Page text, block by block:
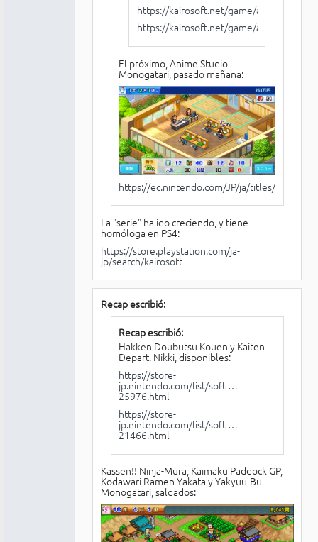
https://kairosoft.net/game/appli/
https://kairosoft.net/game/appli/
El próximo, Anime Studio
Monogatari, pasado mañana:
https://ec.nintendo.com/JP/ja/titles/
La "serie" ha ido creciendo, y tiene
homóloga en PS4:
https://store.playstation.com/ja-
jp/search/kairosoft
Recap escribió:
Recap escribió:
Hakken Doubutsu Kouen y Kaiten
Depart. Nikki, disponibles:
https://store-
jp.nintendo.com/list/soft …
25976.html
https://store-
jp.nintendo.com/list/soft …
21466.html
Kassen!! Ninja-Mura, Kaimaku Paddock GP,
Kodawari Ramen Yakata y Yakyuu-Bu
Monogatari, saldados: